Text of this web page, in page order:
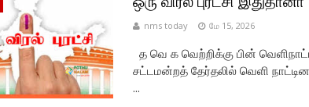
nms today மே 15, 2026
த வெ க வெற்றிக்கு பின்
சட்டமன்றத் தேர்தலில் வெளி
...